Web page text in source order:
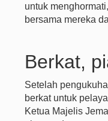
untuk
bersama mereka
Berkat,
Setelah
berkat untuk
Ketua Majelis